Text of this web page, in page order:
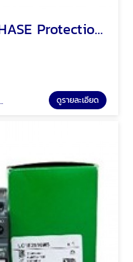
เฟสโปรเทคชั่น PHASE Protection พัทยา ชลบุรี
ดูรายละเอียด